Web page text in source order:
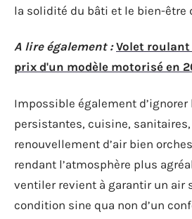
la solidité du bâti et le bien-être
A lire également : Volet
prix d'un modèle motorisé en
Impossible également d’ignorer
persistantes, cuisine, sanitaires,
renouvellement d’air bien
rendant l’atmosphère plus
ventiler revient à garantir un air
condition sine qua non d’un